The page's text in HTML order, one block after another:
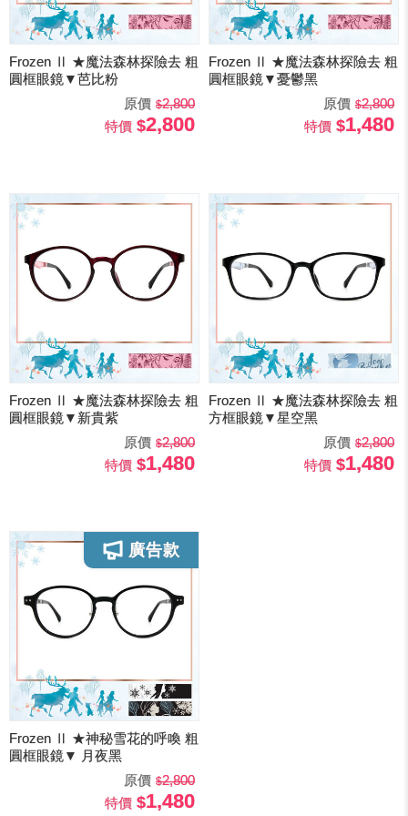
Frozen Ⅱ ★魔法森林探險去 粗
圓框眼鏡▼芭比粉
原價
2,800
特價
2,800
Frozen Ⅱ ★魔法森林探險去 粗
圓框眼鏡▼憂鬱黑
原價
2,800
特價
1,480
Frozen Ⅱ ★魔法森林探險去 粗
圓框眼鏡▼新貴紫
原價
2,800
特價
1,480
Frozen Ⅱ ★魔法森林探險去 粗
方框眼鏡▼星空黑
原價
2,800
特價
1,480
Frozen Ⅱ ★神秘雪花的呼喚 粗
圓框眼鏡▼ 月夜黑
原價
2,800
特價
1,480